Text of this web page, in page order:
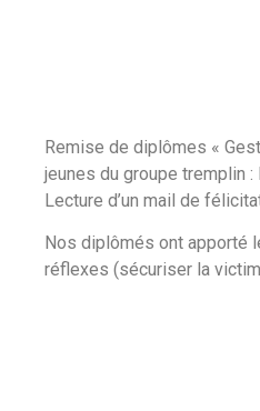
Remise de diplômes «
jeunes du groupe tremplin :
Lecture d’un mail de
Nos diplômés ont apporté
réflexes (sécuriser la